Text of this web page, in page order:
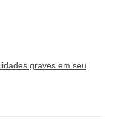
graves em seu